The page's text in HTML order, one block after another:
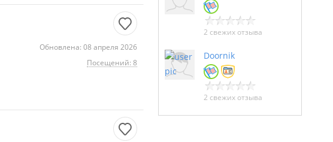
Обновлена: 08 апреля 2026
Посещений: 8
2 свежих отзыва
Doornik
2 свежих отзыва